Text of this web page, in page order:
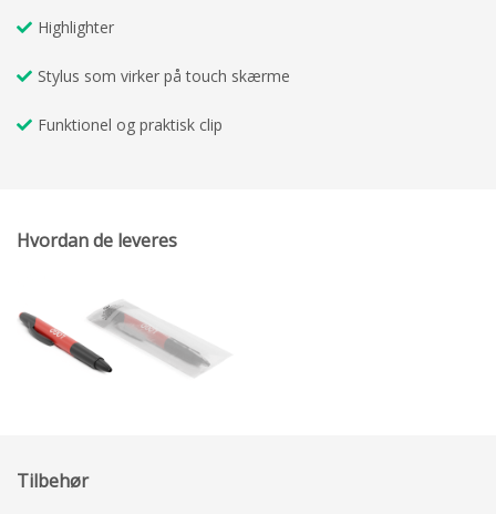
Highlighter
Stylus som virker på touch skærme
Funktionel og praktisk clip
Hvordan de leveres
Tilbehør